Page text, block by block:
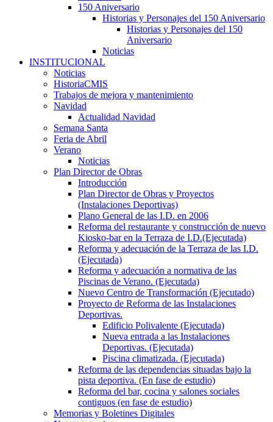
150 Aniversario
Historias y Personajes del 150 Aniversario
Historias y Personajes del 150
Aniversario
Noticias
INSTITUCIONAL
Noticias
HistoriaCMIS
Trabajos de mejora y mantenimiento
Navidad
Actualidad Navidad
Semana Santa
Feria de Abril
Verano
Noticias
Plan Director de Obras
Introducción
Plan Director de Obras y Proyectos
(Instalaciones Deportivas)
Plano General de las I.D. en 2006
Reforma del restaurante y construcción de nuevo
Kiosko-bar en la Terraza de I.D.(Ejecutada)
Reforma y adecuación de la Terraza de las I.D.
(Ejecutada)
Reforma y adecuación a normativa de las
Piscinas de Verano. (Ejecutada)
Nuevo Centro de Transformación (Ejecutado)
Proyecto de Reforma de las Instalaciones
Deportivas.
Edificio Polivalente (Ejecutada)
Nueva entrada a las Instalaciones
Deportivas. (Ejecutada)
Piscina climatizada. (Ejecutada)
Reforma de las dependencias situadas bajo la
pista deportiva. (En fase de estudio)
Reforma del bar, cocina y salones sociales
contiguos (en fase de estudio)
Memorias y Boletines Digitales